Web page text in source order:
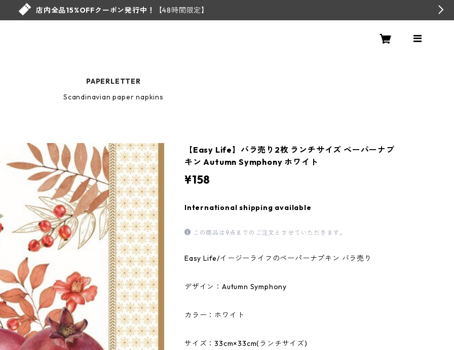
店内全品15%OFFクーポン発行中！ 【48時間限定】
PAPERLETTER
Scandinavian paper napkins
【Easy Life】バラ売り2枚 ランチサイズ ペーパーナプ
キン Autumn Symphony ホワイト
¥158
International shipping available
この商品は9点までのご注文とさせていただきます。
Easy Life/イージーライフのペーパーナプキン バラ売り
デザイン：Autumn Symphony
カラー：ホワイト
サイズ：33cm×33cm(ランチサイズ)